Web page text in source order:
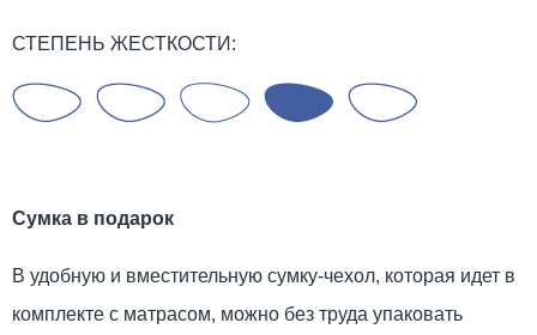
СТЕПЕНЬ ЖЕСТКОСТИ:
Сумка в подарок
В удобную и вместительную сумку-чехол, которая идет в
комплекте с матрасом, можно без труда упаковать